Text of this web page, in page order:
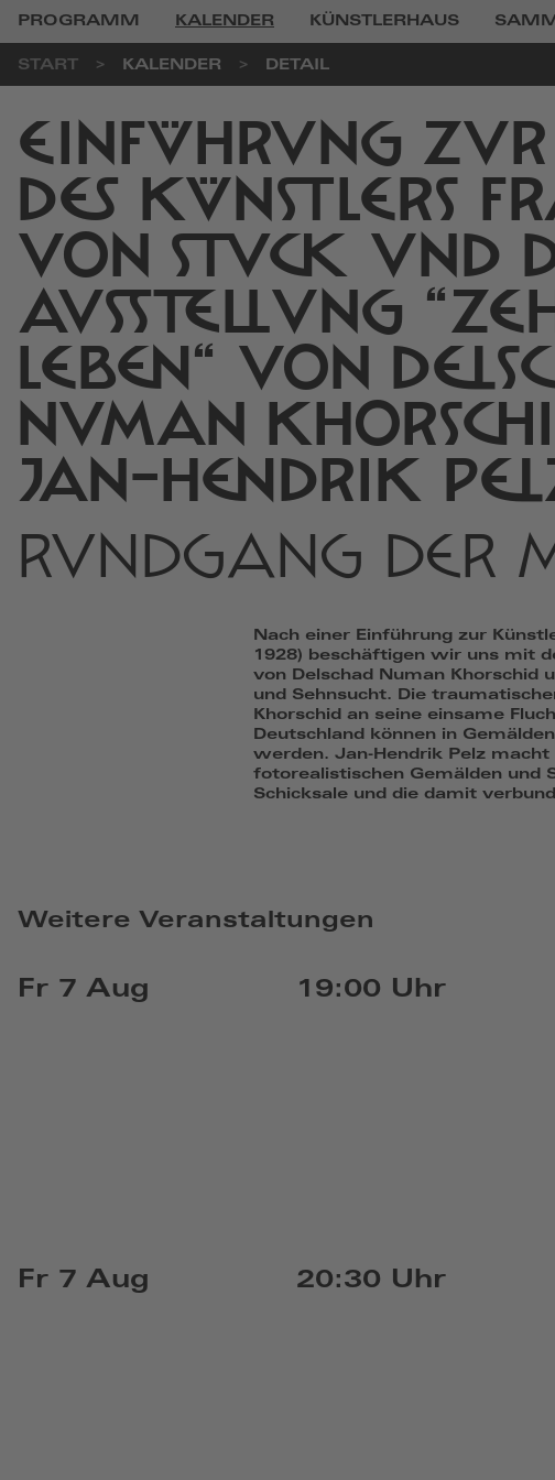
PROGRAMM KALENDER KÜNSTLERHAUS
START KALENDER DETAIL
EINFÜHRUNG
DES KÜNSTLERS
VON STUCK UND
AUSSTELLUNG
LEBEN" VON
NUMAN
JAN-HENDRIK
RUNDGANG DER
Nach einer Einführung zur
1928) beschäftigen wir uns mit
von Delschad Numan Khorschid
und Sehnsucht. Die
Khorschid an seine einsame
Deutschland können in
werden. Jan-Hendrik Pelz
fotorealistischen Gemälden und
Schicksale und die damit
Weitere Veranstaltungen
Fr 7 Aug 19:00 Uhr
Fr 7 Aug 20:30 Uhr